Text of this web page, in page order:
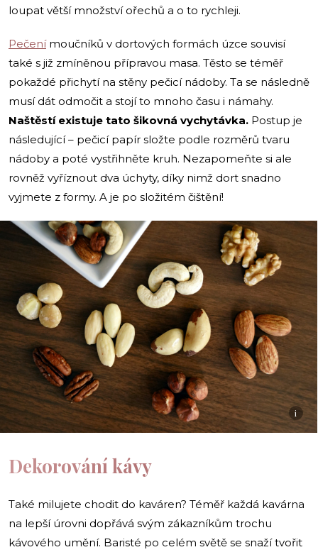
loupat větší množství ořechů a o to rychleji.
Pečenímoučníků v dortových formách úzce souvisí
také s již zmíněnou přípravou masa. Těsto se téměř
pokaždé přichytí na stěny pečicí nádoby. Ta se následně
musí dát odmočit a stojí to mnoho času i námahy.
Naštěstí existuje tato šikovná vychytávka. Postup je
následující – pečicí papír složte podle rozměrů tvaru
nádoby a poté vystřihněte kruh. Nezapomeňte si ale
rovněž vyříznout dva úchyty, díky nimž dort snadno
vyjmete z formy. A je po složitém čištění!
i
Dekorování kávy
Také milujete chodit do kaváren? Téměř každá kavárna
na lepší úrovni dopřává svým zákazníkům trochu
kávového umění. Baristé po celém světě se snaží tvořit